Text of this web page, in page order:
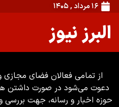
۱۶ مرداد , ۱۴۰۵
البرز نیوز
از تمامی فعالان فضای مجازی
دعوت می‌شود در صورت داشتن
حوزه اخبار و رسانه، جهت بررسی